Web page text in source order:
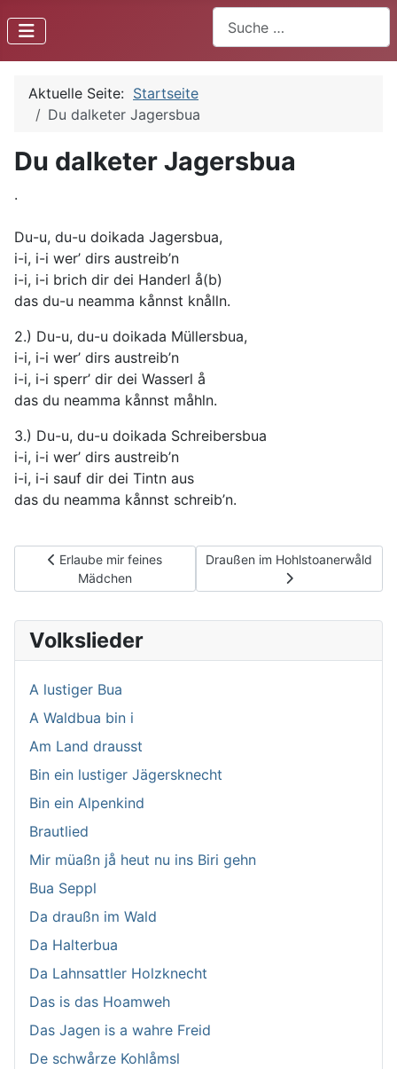
Aktuelle Seite: Startseite
Du dalketer Jagersbua
Du dalketer Jagersbua
.
Du-u, du-u doikada Jagersbua,
i-i, i-i wer’ dirs austreib’n
i-i, i-i brich dir dei Handerl å(b)
das du-u neamma kånnst knålln.
2.) Du-u, du-u doikada Müllersbua,
i-i, i-i wer’ dirs austreib’n
i-i, i-i sperr’ dir dei Wasserl å
das du neamma kånnst måhln.
3.) Du-u, du-u doikada Schreibersbua
i-i, i-i wer’ dirs austreib’n
i-i, i-i sauf dir dei Tintn aus
das du neamma kånnst schreib’n.
Vorheriger Beitrag: Erlaube mir feines Mädchen
Erlaube mir feines
Mädchen
Nächster Beitrag: Draußen im
Draußen im Hohlstoanerwåld
Volkslieder
A lustiger Bua
A Waldbua bin i
Am Land drausst
Bin ein lustiger Jägersknecht
Bin ein Alpenkind
Brautlied
Mir müaßn jå heut nu ins Biri gehn
Bua Seppl
Da draußn im Wald
Da Halterbua
Da Lahnsattler Holzknecht
Das is das Hoamweh
Das Jagen is a wahre Freid
De schwårze Kohlåmsl